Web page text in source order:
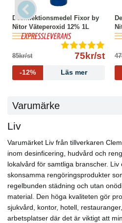
● Brandfarlig produkt – håll
och öppen eld
● Tom förpackning sorteras
● Ej helt tömd förpackning
Förpackningsmaterial:
Desinfektionsmedel Fixor by
Nitor Väteperoxid 12% 1L
85kr/st 75kr/st
-12% Läs mer
Varumärke
Liv
Varumärket Liv från tillverkaren
inom desinficering, hudvård och
lokalvård för samtliga branscher. Liv
skonsamma rengöringsprodukter
regelbunden städning och utan
material. Den höga kvaliteten gör
sjukvård, kontor, hotell,
arbetsplatser där det är viktigt att